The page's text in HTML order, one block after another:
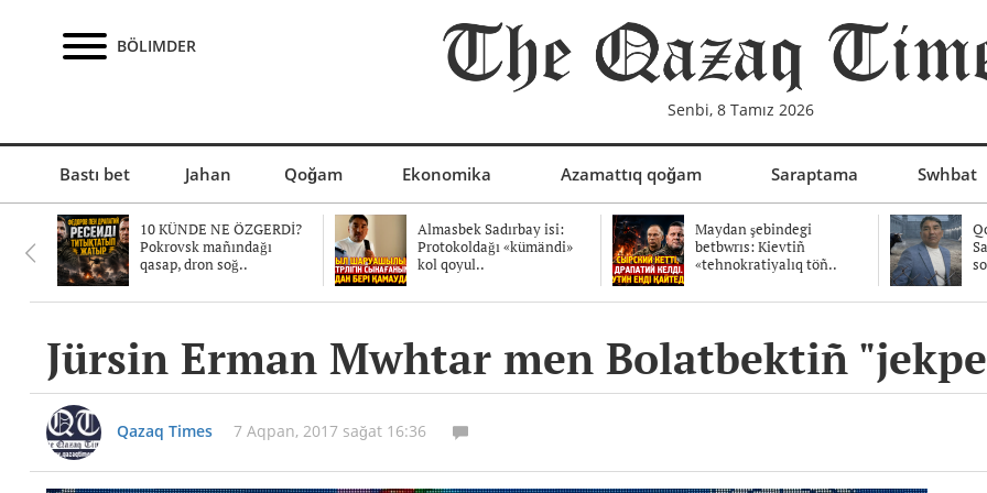
BÖLIMDER
Senbi, 8 Tamız 2026
Bastı bet Jahan Qoğam Ekonomika Azamattıq qoğam Saraptama Swhbat
10 KÜNDE NE ÖZGERDİ?
Pokrovsk mañındağı
qasap, dron soğ..
Almasbek Sadırbay isi:
Protokoldağı «kümändi»
kol qoyul..
Maydan şebindegi
betbwrıs: Kievtiñ
«tehnokratiyalıq töñ..
Jürsin Erman Mwhtar men Bolatbektiñ
Qazaq Times 7 Aqpan, 2017 sağat 16:36